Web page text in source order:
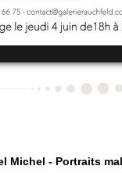
Michel - Portraits